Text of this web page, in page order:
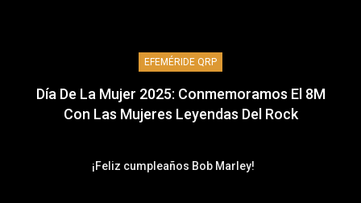
EFEMÉRIDE QRP
Día De La Mujer 2025: Conmemoramos El 8M
Con Las Mujeres Leyendas Del Rock
¡Feliz cumpleaños Bob Marley!